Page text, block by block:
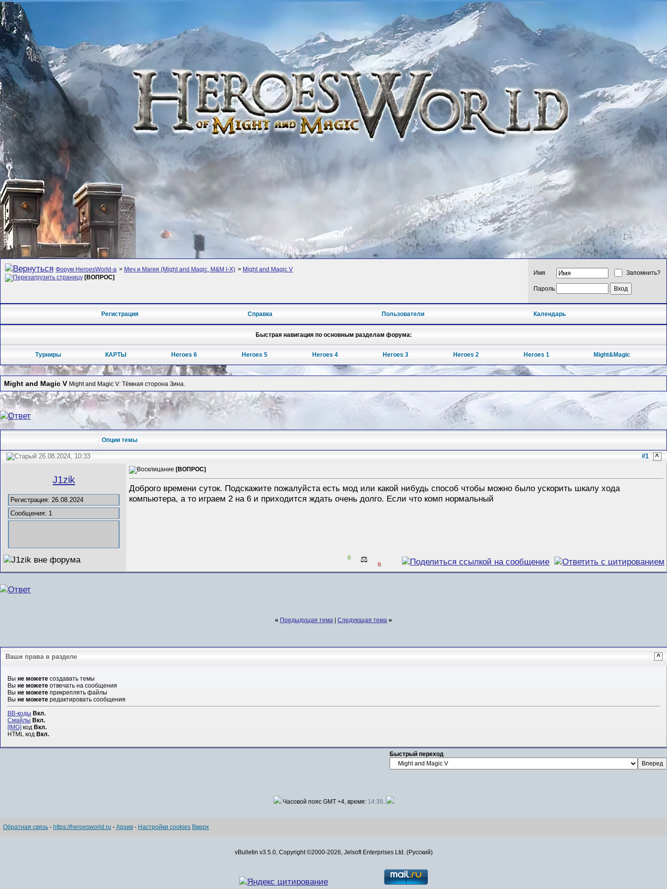
Форум HeroesWorld-а > Меч и Магия (Might and Magic, M&M I-X) > Might and Magic V
[ВОПРОС]
Имя Запомнить?
Пароль
Регистрация Справка Пользователи Календарь
Быстрая навигация по основным разделам форума:
Турниры КАРТЫ Heroes 6 Heroes 5 Heroes 4 Heroes 3 Heroes 2 Heroes 1 Might&Magic
Might and Magic V Might and Magic V: Тёмная сторона Зина.
Опции темы
26.08.2024, 10:33 #1 ^
J1zik
Регистрация: 26.08.2024
Сообщения: 1
[ВОПРОС]
Доброго времени суток. Подскажите пожалуйста есть мод или какой нибудь способ чтобы можно было ускорить шкалу хода
компьютера, а то играем 2 на 6 и приходится ждать очень долго. Если что комп нормальный
0 ⚖️ 0
« Предыдущая тема | Следующая тема »
Ваши права в разделе ^
Выне можете создавать темы
Выне можете отвечать на сообщения
Выне можете прикреплять файлы
Выне можете редактировать сообщения
BB-коды Вкл.
Смайлы Вкл.
[IMG] код Вкл.
HTML код Вкл.
Быстрый переход
Часовой пояс GMT +4, время: 14:39.
Обратная связь - https://heroesworld.ru - Архив - Настройки cookies Вверх
vBulletin v3.5.0, Copyright ©2000-2026, Jelsoft Enterprises Ltd. (Русский)